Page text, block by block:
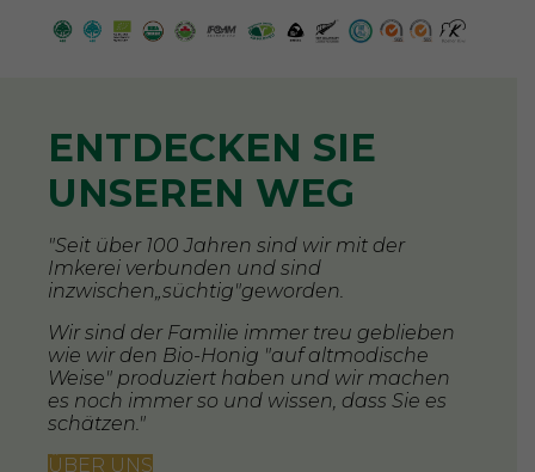
ENTDECKEN SIE
UNSEREN WEG
"Seit über 100 Jahren sind wir mit der
Imkerei verbunden und sind
inzwischen„süchtig"geworden.
Wir sind der Familie immer treu geblieben
wie wir den Bio-Honig "auf altmodische
Weise" produziert haben und wir machen
es noch immer so und wissen, dass Sie es
schätzen."
ÜBER UNS